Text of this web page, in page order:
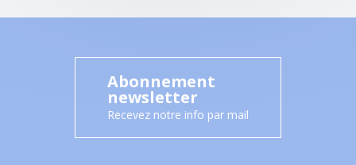
Abonnement
newsletter
Recevez notre info par mail